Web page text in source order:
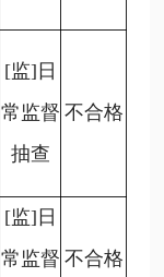
[监]日
常监督
抽查
不合格
[监]日
常监督 不合格